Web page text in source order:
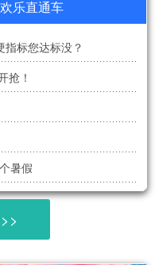
乐直通车
标您达标没？
抢！
暑假